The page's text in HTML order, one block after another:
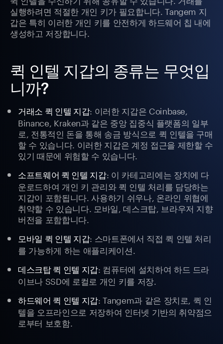
실행하려면 적절한 개인 키가 필요합니다. Tangem 지
갑은 특히 이러한 개인 키를 안전하게 하드웨어 칩 내에
생성하고 저장합니다.
퀵 인텔 지갑의 종류는 무엇입
니까?
거래소 퀵 인텔 지갑: 이러한 지갑은 Coinbase,
Binance, Kraken과 같은 중앙 집중식 플랫폼의 일부
로, 전통적인 돈을 통해 송금 방식으로 퀵 인텔을 구매
할 수 있습니다. 이러한 지갑은 계정 접근을 제한할 수
있기 때문에 위험할 수 있습니다.
소프트웨어 퀵 인텔 지갑: 이 카테고리에는 장치에 다
운로드하여 개인 키 관리와 퀵 인텔 처리를 담당하는
지갑이 포함됩니다. 사용하기 쉬우나, 온라인 위협에
취약할 수 있습니다. 모바일, 데스크탑, 브라우저 지향
버전을 포함합니다.
모바일 퀵 인텔 지갑: 스마트폰에서 직접 퀵 인텔 처리
를 가능하게 하는 애플리케이션.
데스크탑 퀵 인텔 지갑: 컴퓨터에 설치하여 하드 드라
이브나 SSD에 로컬로 개인 키를 저장.
하드웨어 퀵 인텔 지갑: Tangem과 같은 장치로, 퀵 인
텔을 오프라인으로 저장하여 인터넷 기반의 취약점으
로부터 보호함.